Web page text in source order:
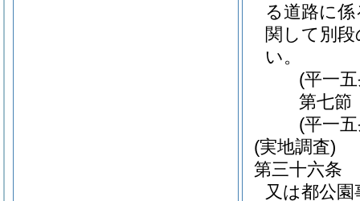
る道路に
関して別
い。
(平一
第七節
(平一
(実地調査)
第三十六条
又は都公